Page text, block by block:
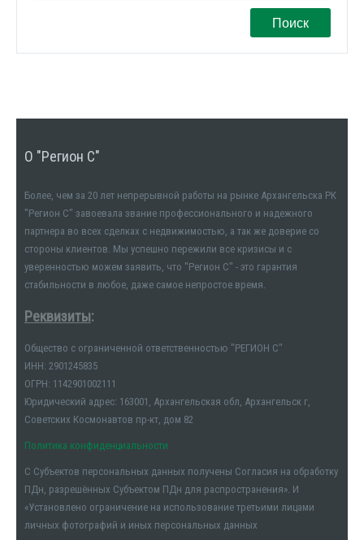
Поиск
О "Регион С"
Более, чем за 20 лет непрерывной работы на рынке Архангельска РК
"Регион С" завоевала звание профессионального и надежного
партнера во всех сделках с недвижимостью, а так же доверие со
стороны клиентов. Мы успешно пережили все кризисы и с
уверенностью можем заявить, что "Регион С" - это гарантия
стабильности в любое, даже самое непростое время.
Реквизиты:
Общество с ограниченной ответственностью "РЕГИОН С"
ИНН: 2901245835
ОГРН: 1142901002111
Юридический адрес: 163001, Архангельская обл, Архангельск г,
Советских Космонавтов пр-кт, дом 82
Политика конфиденциальности
С Субъектов персональных данных получены Согласия на обработку
ПДн, разрешённых Субъектом ПДн для распространения». И
«Установлено ограничение на использование третьими лицами
личных фотографий и иных персональных данных